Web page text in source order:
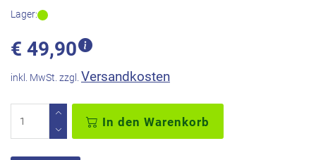
Lager:
€ 49,90
inkl. MwSt. zzgl. Versandkosten
In den Warenkorb